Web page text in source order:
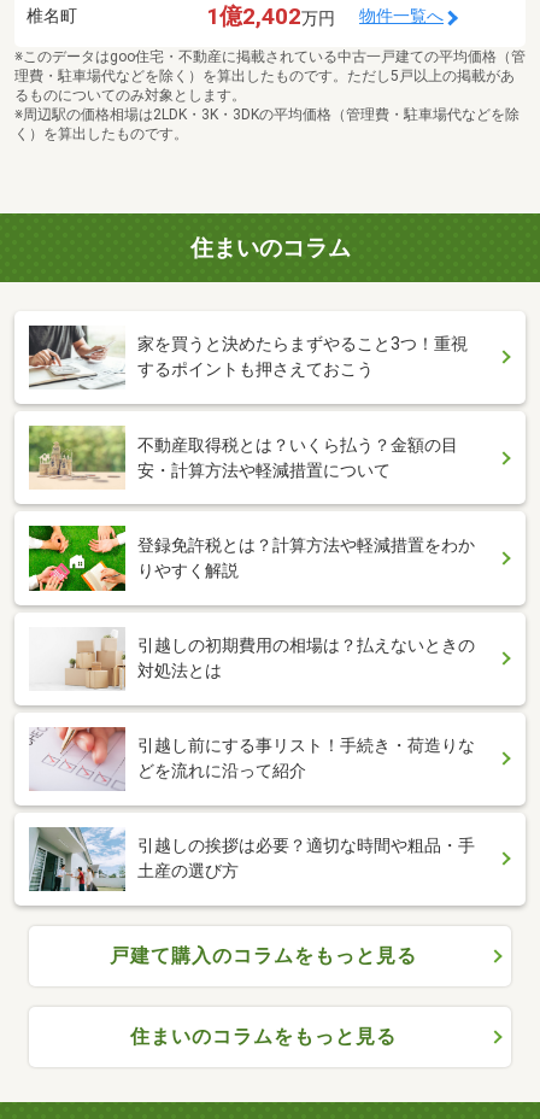
椎名町 1億2,402万円 物件一覧へ
※このデータはgoo住宅・不動産に掲載されている中古一戸建ての平均価格（管
理費・駐車場代などを除く）を算出したものです。ただし5戸以上の掲載があ
るものについてのみ対象とします。
※周辺駅の価格相場は2LDK・3K・3DKの平均価格（管理費・駐車場代などを除
く）を算出したものです。
住まいのコラム
家を買うと決めたらまずやること3つ！重視
するポイントも押さえておこう
不動産取得税とは？いくら払う？金額の目
安・計算方法や軽減措置について
登録免許税とは？計算方法や軽減措置をわか
りやすく解説
引越しの初期費用の相場は？払えないときの
対処法とは
引越し前にする事リスト！手続き・荷造りな
どを流れに沿って紹介
引越しの挨拶は必要？適切な時間や粗品・手
土産の選び方
戸建て購入のコラムをもっと見る
住まいのコラムをもっと見る